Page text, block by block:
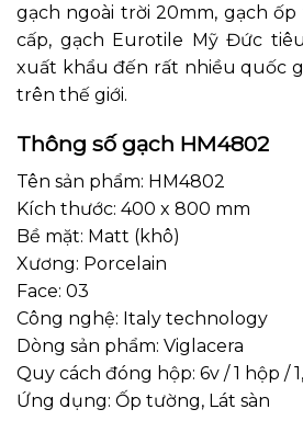
gạch ngoài trời 20mm, gạch
cấp, gạch Eurotile Mỹ Đức
xuất khẩu đến rất nhiều quốc
trên thế giới.
Thông số gạch HM4802
Tên sản phẩm: HM4802
Kích thước: 400 x 800 mm
Bề mặt: Matt (khô)
Xương: Porcelain
Face: 03
Công nghệ: Italy technology
Dòng sản phẩm: Viglacera
Quy cách đóng hộp: 6v / 1 hộp /
Ứng dụng: Ốp tường, Lát sàn